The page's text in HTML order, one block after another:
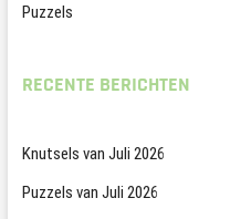
Puzzels
RECENTE BERICHTEN
Knutsels van Juli 2026
Puzzels van Juli 2026